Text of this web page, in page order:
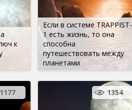
к
Если в системе TRAPPIST-
1 есть жизнь, то она
способна
путешествовать между
планетами
1177 1354